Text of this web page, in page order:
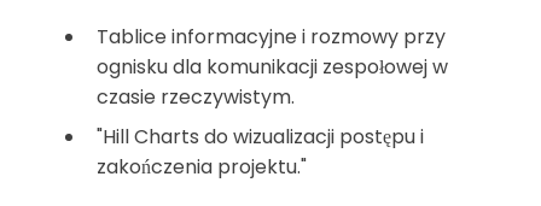
Tablice informacyjne i rozmowy przy
ognisku dla komunikacji zespołowej w
czasie rzeczywistym.
"Hill Charts do wizualizacji postępu i
zakończenia projektu."